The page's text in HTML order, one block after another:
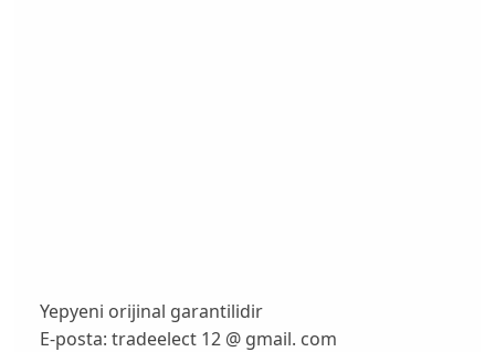
Yepyeni orijinal garantilidir
E-posta: tradeelect 12 @ gmail. com